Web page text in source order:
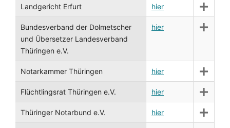
Landgericht Erfurt hier
Bundesverband der Dolmetscher
und Übersetzer Landesverband
Thüringen e.V.
hier
Notarkammer Thüringen hier
Flüchtlingsrat Thüringen e.V. hier
Thüringer Notarbund e.V. hier